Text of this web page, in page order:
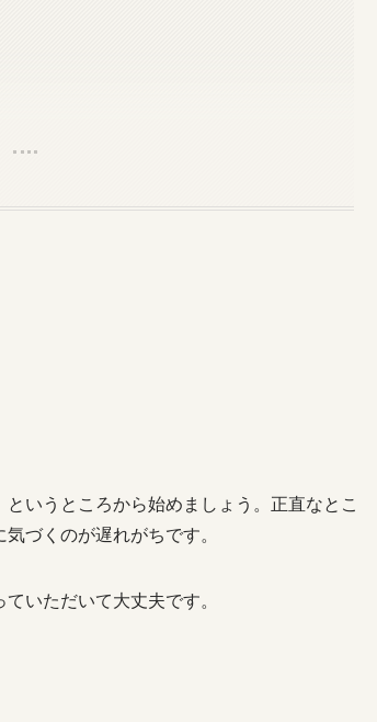
いうところから始めましょう。正直なとこ
づくのが遅れがちです。
いただいて大丈夫です。